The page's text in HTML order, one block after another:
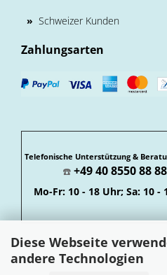
Diese Webseite
andere Technologien
» Schweizer Kunden
Zahlungsarten
Telefonische Unterstützung &
☎️ +49 40 8550 88 88
Mo-Fr: 10 - 18 Uhr; Sa: 10 -